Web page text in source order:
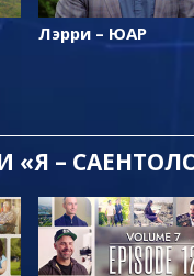
Лэрри – ЮАР
«Я –